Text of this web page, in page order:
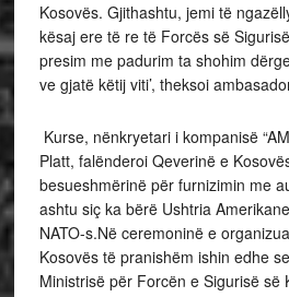
Kosovës. Gjithashtu, jemi të
kësaj ere të re të Forcës së
presim me padurim ta shohim
ve gjatë këtij viti’, theksoi
Kurse, nënkryetari i kompanisë
Platt, falënderoi Qeverinë e
besueshmërinë për furnizimin me
ashtu siç ka bërë Ushtria
NATO-s.Në ceremoninë e
Kosovës të pranishëm ishin edhe
Ministrisë për Forcën e Sigurisë së